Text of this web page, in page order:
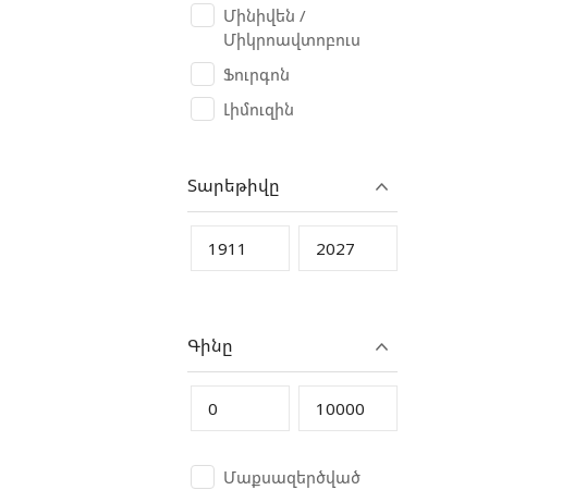
Bugatti
Buick
Bulls
BYD
CAT
CFMoto
Changan
Chrysler
Cube
Մինիվեն /
Միկրոավտոբուս
Ֆուրգոն
Լիմուզին
Տարեթիվը
Գինը
Մաքսազերծված